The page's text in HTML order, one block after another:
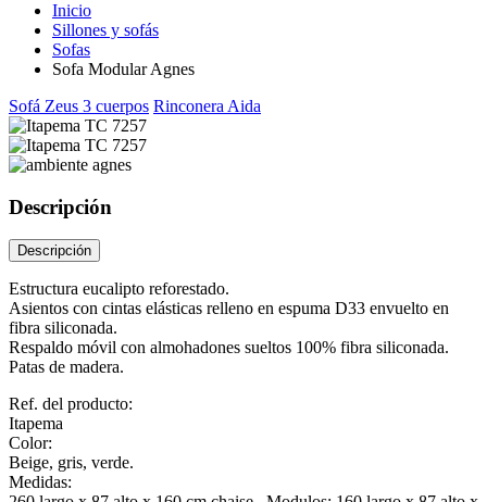
Inicio
Sillones y sofás
Sofas
Sofa Modular Agnes
Sofá Zeus 3 cuerpos Rinconera Aida
Descripción
Descripción
Estructura eucalipto reforestado.
Asientos con cintas elásticas relleno en espuma D33 envuelto en
fibra siliconada.
Respaldo móvil con almohadones sueltos 100% fibra siliconada.
Patas de madera.
Ref. del producto:
Itapema
Color:
Beige, gris, verde.
Medidas: